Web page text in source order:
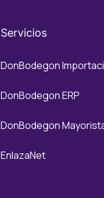
Servicios
DonBodegon
DonBodegon ERP
DonBodegon
EnlazaNet